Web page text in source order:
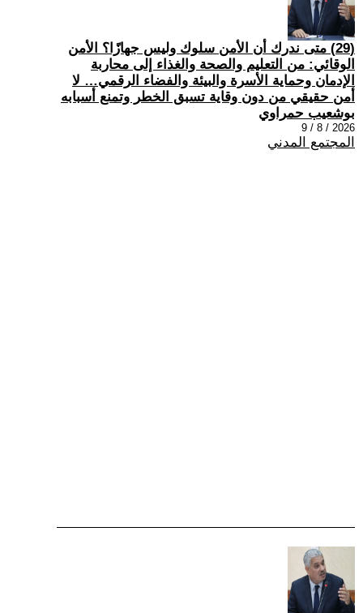
(29) متى ندرك أن الأمن سلوك وليس جهازًا؟ الأمن
الوقائي: من التعليم والصحة والغذاء إلى محاربة
الإدمان وحماية الأسرة والبيئة والفضاء الرقمي… لا
أمن حقيقي من دون وقاية تسبق الخطر وتمنع أسبابه
بوشعيب حمراوي
2026 / 8 / 9
المجتمع المدني